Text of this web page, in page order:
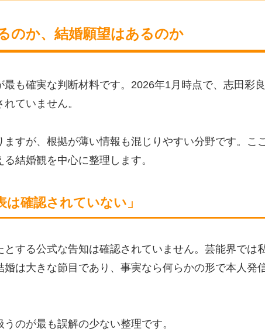
のか、結婚願望はあるのか
も確実な判断材料です。2026年1月時点で、志田彩良
ていません。
すが、根拠が薄い情報も混じりやすい分野です。ここ
結婚観を中心に整理します。
確認されていない」
する公式な告知は確認されていません。芸能界では
は大きな節目であり、事実なら何らかの形で本人発
うのが最も誤解の少ない整理です。